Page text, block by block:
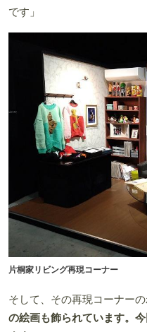
です」
片桐家リビング再現コーナー
そして、その再現コーナーの
の絵画も飾られています。